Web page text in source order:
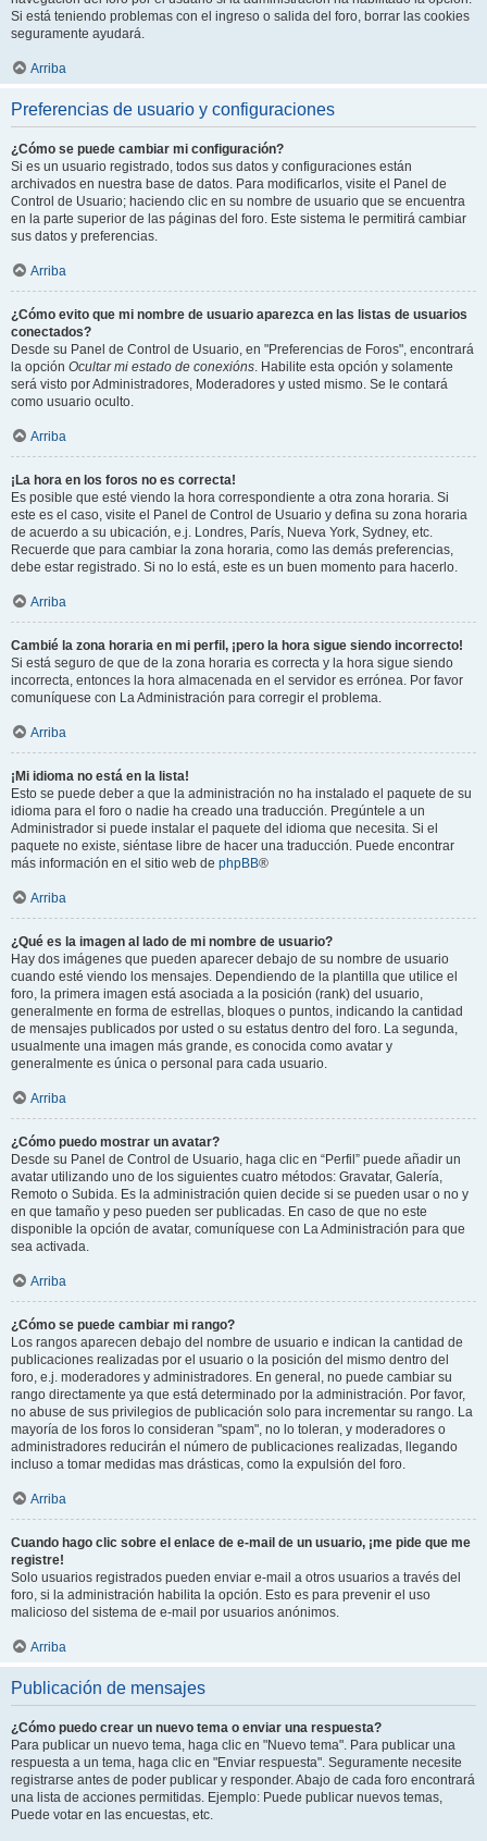
Si está teniendo problemas con el ingreso o salida del foro, borrar las cookies
seguramente ayudará.
Arriba
Preferencias de usuario y configuraciones
¿Cómo se puede cambiar mi configuración?
Si es un usuario registrado, todos sus datos y configuraciones están
archivados en nuestra base de datos. Para modificarlos, visite el Panel de
Control de Usuario; haciendo clic en su nombre de usuario que se encuentra
en la parte superior de las páginas del foro. Este sistema le permitirá cambiar
sus datos y preferencias.
Arriba
¿Cómo evito que mi nombre de usuario aparezca en las listas de usuarios
conectados?
Desde su Panel de Control de Usuario, en "Preferencias de Foros", encontrará
la opción Ocultar mi estado de conexións. Habilite esta opción y solamente
será visto por Administradores, Moderadores y usted mismo. Se le contará
como usuario oculto.
Arriba
¡La hora en los foros no es correcta!
Es posible que esté viendo la hora correspondiente a otra zona horaria. Si
este es el caso, visite el Panel de Control de Usuario y defina su zona horaria
de acuerdo a su ubicación, e.j. Londres, París, Nueva York, Sydney, etc.
Recuerde que para cambiar la zona horaria, como las demás preferencias,
debe estar registrado. Si no lo está, este es un buen momento para hacerlo.
Arriba
Cambié la zona horaria en mi perfil, ¡pero la hora sigue siendo incorrecto!
Si está seguro de que de la zona horaria es correcta y la hora sigue siendo
incorrecta, entonces la hora almacenada en el servidor es errónea. Por favor
comuníquese con La Administración para corregir el problema.
Arriba
¡Mi idioma no está en la lista!
Esto se puede deber a que la administración no ha instalado el paquete de su
idioma para el foro o nadie ha creado una traducción. Pregúntele a un
Administrador si puede instalar el paquete del idioma que necesita. Si el
paquete no existe, siéntase libre de hacer una traducción. Puede encontrar
más información en el sitio web de phpBB®
Arriba
¿Qué es la imagen al lado de mi nombre de usuario?
Hay dos imágenes que pueden aparecer debajo de su nombre de usuario
cuando esté viendo los mensajes. Dependiendo de la plantilla que utilice el
foro, la primera imagen está asociada a la posición (rank) del usuario,
generalmente en forma de estrellas, bloques o puntos, indicando la cantidad
de mensajes publicados por usted o su estatus dentro del foro. La segunda,
usualmente una imagen más grande, es conocida como avatar y
generalmente es única o personal para cada usuario.
Arriba
¿Cómo puedo mostrar un avatar?
Desde su Panel de Control de Usuario, haga clic en “Perfil” puede añadir un
avatar utilizando uno de los siguientes cuatro métodos: Gravatar, Galería,
Remoto o Subida. Es la administración quien decide si se pueden usar o no y
en que tamaño y peso pueden ser publicadas. En caso de que no este
disponible la opción de avatar, comuníquese con La Administración para que
sea activada.
Arriba
¿Cómo se puede cambiar mi rango?
Los rangos aparecen debajo del nombre de usuario e indican la cantidad de
publicaciones realizadas por el usuario o la posición del mismo dentro del
foro, e.j. moderadores y administradores. En general, no puede cambiar su
rango directamente ya que está determinado por la administración. Por favor,
no abuse de sus privilegios de publicación solo para incrementar su rango. La
mayoría de los foros lo consideran "spam", no lo toleran, y moderadores o
administradores reducirán el número de publicaciones realizadas, llegando
incluso a tomar medidas mas drásticas, como la expulsión del foro.
Arriba
Cuando hago clic sobre el enlace de e-mail de un usuario, ¡me pide que me
registre!
Solo usuarios registrados pueden enviar e-mail a otros usuarios a través del
foro, si la administración habilita la opción. Esto es para prevenir el uso
malicioso del sistema de e-mail por usuarios anónimos.
Arriba
Publicación de mensajes
¿Cómo puedo crear un nuevo tema o enviar una respuesta?
Para publicar un nuevo tema, haga clic en "Nuevo tema". Para publicar una
respuesta a un tema, haga clic en "Enviar respuesta". Seguramente necesite
registrarse antes de poder publicar y responder. Abajo de cada foro encontrará
una lista de acciones permitidas. Ejemplo: Puede publicar nuevos temas,
Puede votar en las encuestas, etc.